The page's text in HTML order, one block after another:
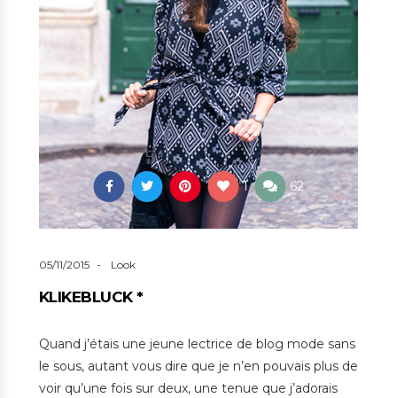
1 62
05/11/2015 Look
KLIKEBLUCK *
Quand j’étais une jeune lectrice de blog mode sans
le sous, autant vous dire que je n’en pouvais plus de
voir qu’une fois sur deux, une tenue que j’adorais